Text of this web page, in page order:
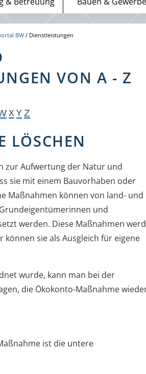
BW / Dienstleistungen
VON A - Z
X Y Z
zur Aufwertung der Natur und
sie mit einem Bauvorhaben oder
Maßnahmen können von land- und
und
werden. Diese Maßnahmen
können sie als Ausgleich für eigene
wurde, kann man bei der
die Ökokonto-Maßnahme
ist die untere